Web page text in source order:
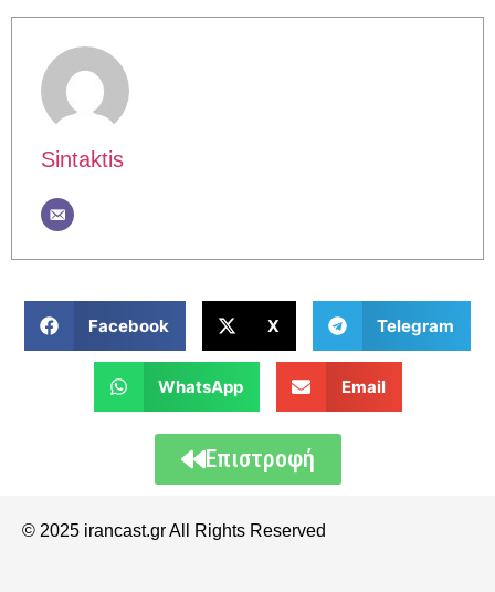
Sintaktis
Facebook X Telegram
WhatsApp Email
Επιστροφή
© 2025 irancast.gr All Rights Reserved